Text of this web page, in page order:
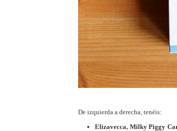
De izquierda a derecha, tenéis:
Elizavecca, Milky Piggy